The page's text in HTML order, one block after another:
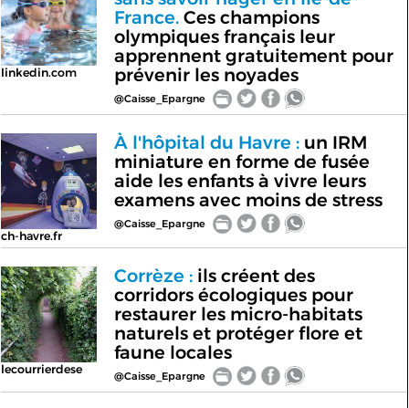
linkedin.com
France.Ces champions
olympiques français leur
apprennent gratuitement pour
prévenir les noyades
@Caisse_Epargne
ch-havre.fr
À l'hôpital du Havre :un IRM
miniature en forme de fusée
aide les enfants à vivre leurs
examens avec moins de stress
@Caisse_Epargne
lecourrierdese
Corrèze :ils créent des
corridors écologiques pour
restaurer les micro-habitats
naturels et protéger flore et
faune locales
@Caisse_Epargne